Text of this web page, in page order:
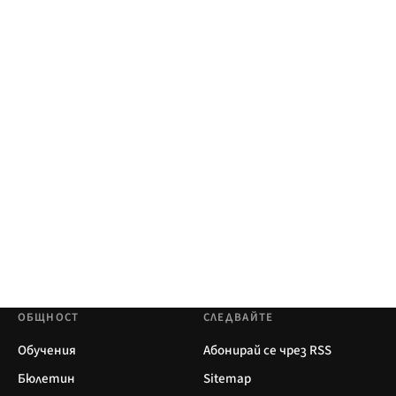
ОБЩНОСТ
Обучения
Бюлетин
СЛЕДВАЙТЕ
Абонирай се чрез RSS
Sitemap